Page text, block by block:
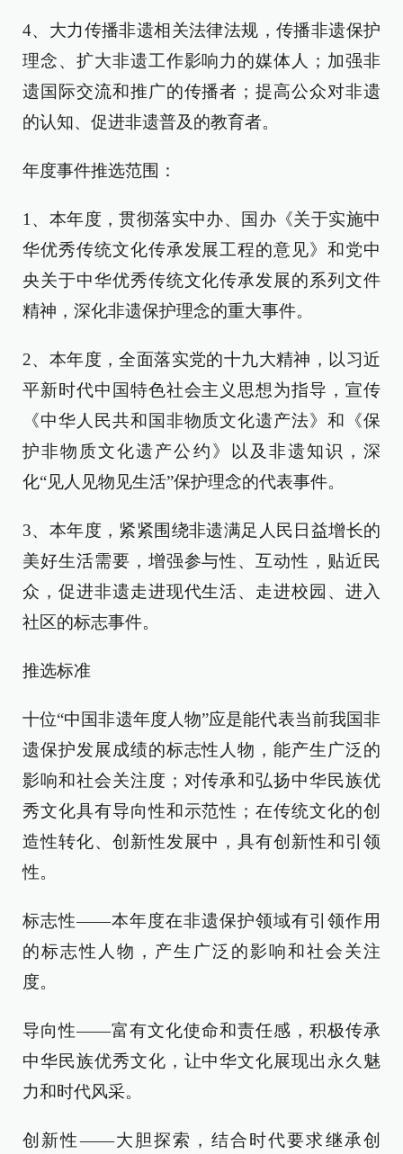
4、大力传播非遗相关法律法规，传播非遗保护
理念、扩大非遗工作影响力的媒体人；加强非
遗国际交流和推广的传播者；提高公众对非遗
的认知、促进非遗普及的教育者。
年度事件推选范围：
1、本年度，贯彻落实中办、国办《关于实施中
华优秀传统文化传承发展工程的意见》和党中
央关于中华优秀传统文化传承发展的系列文件
精神，深化非遗保护理念的重大事件。
2、本年度，全面落实党的十九大精神，以习近
平新时代中国特色社会主义思想为指导，宣传
《中华人民共和国非物质文化遗产法》和《保
护非物质文化遗产公约》以及非遗知识，深
化“见人见物见生活”保护理念的代表事件。
3、本年度，紧紧围绕非遗满足人民日益增长的
美好生活需要，增强参与性、互动性，贴近民
众，促进非遗走进现代生活、走进校园、进入
社区的标志事件。
推选标准
十位“中国非遗年度人物”应是能代表当前我国非
遗保护发展成绩的标志性人物，能产生广泛的
影响和社会关注度；对传承和弘扬中华民族优
秀文化具有导向性和示范性；在传统文化的创
造性转化、创新性发展中，具有创新性和引领
性。
标志性——本年度在非遗保护领域有引领作用
的标志性人物，产生广泛的影响和社会关注
度。
导向性——富有文化使命和责任感，积极传承
中华民族优秀文化，让中华文化展现出永久魅
力和时代风采。
创新性——大胆探索，结合时代要求继承创